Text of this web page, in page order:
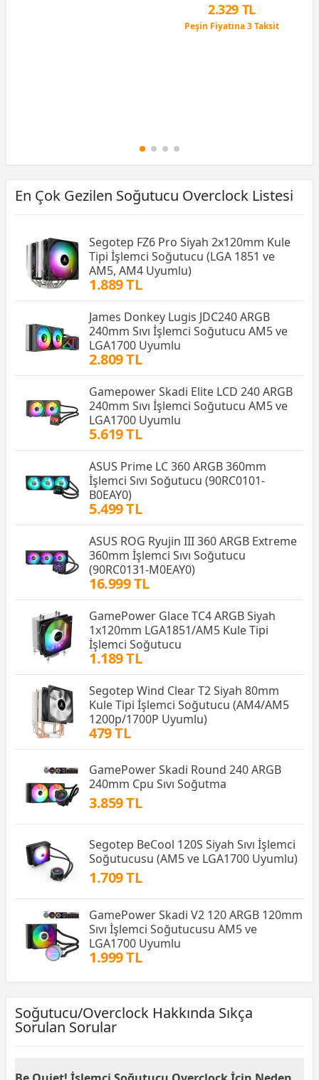
2.329 TL
Peşin Fiyatına 3 Taksit
En Çok Gezilen Soğutucu Overclock Listesi
Segotep FZ6 Pro Siyah 2x120mm Kule
Tipi İşlemci Soğutucu (LGA 1851 ve
AM5, AM4 Uyumlu)
1.889 TL
James Donkey Lugis JDC240 ARGB
240mm Sıvı İşlemci Soğutucu AM5 ve
LGA1700 Uyumlu
2.809 TL
Gamepower Skadi Elite LCD 240 ARGB
240mm Sıvı İşlemci Soğutucu AM5 ve
LGA1700 Uyumlu
5.619 TL
ASUS Prime LC 360 ARGB 360mm
İşlemci Sıvı Soğutucu (90RC0101-
B0EAY0)
5.499 TL
ASUS ROG Ryujin III 360 ARGB Extreme
360mm İşlemci Sıvı Soğutucu
(90RC0131-M0EAY0)
16.999 TL
GamePower Glace TC4 ARGB Siyah
1x120mm LGA1851/AM5 Kule Tipi
İşlemci Soğutucu
1.189 TL
Segotep Wind Clear T2 Siyah 80mm
Kule Tipi İşlemci Soğutucu (AM4/AM5
1200p/1700P Uyumlu)
479 TL
GamePower Skadi Round 240 ARGB
240mm Cpu Sıvı Soğutma
3.859 TL
Segotep BeCool 120S Siyah Sıvı İşlemci
Soğutucusu (AM5 ve LGA1700 Uyumlu)
1.709 TL
GamePower Skadi V2 120 ARGB 120mm
Sıvı İşlemci Soğutucusu AM5 ve
LGA1700 Uyumlu
1.999 TL
Soğutucu/Overclock Hakkında Sıkça
Sorulan Sorular